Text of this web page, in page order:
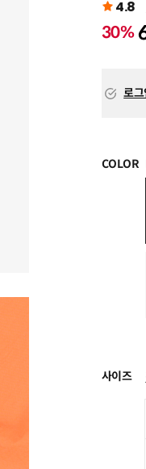
4.8
30%
로
COLOR
사이즈